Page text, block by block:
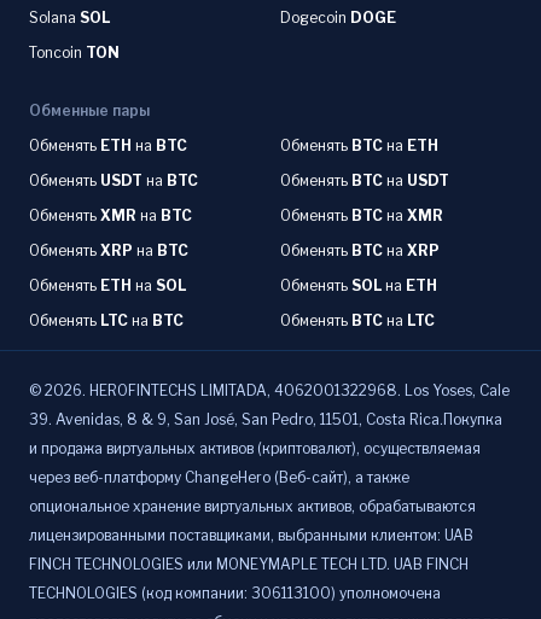
Solana SOL Dogecoin DOGE
Toncoin TON
Обменные пары
Обменять ETH на BTC Обменять BTC на ETH
Обменять USDT на BTC Обменять BTC на USDT
Обменять XMR на BTC Обменять BTC на XMR
Обменять XRP на BTC Обменять BTC на XRP
Обменять ETH на SOL Обменять SOL на ETH
Обменять LTC на BTC Обменять BTC на LTC
© 2026. HEROFINTECHS LIMITADA, 4062001322968. Los Yoses, Cale
39. Avenidas, 8 & 9, San José, San Pedro, 11501, Costa Rica.Покупка
и продажа виртуальных активов (криптовалют), осуществляемая
через веб-платформу ChangeHero (Веб-сайт), а также
опциональное хранение виртуальных активов, обрабатываются
лицензированными поставщиками, выбранными клиентом: UAB
FINCH TECHNOLOGIES или MONEYMAPLE TECH LTD. UAB FINCH
TECHNOLOGIES (код компании: 306113100) уполномочена